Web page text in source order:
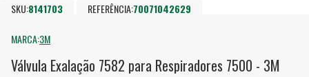
SKU:8141703 REFERÊNCIA:70071042629
MARCA:3M
Válvula Exalação 7582 para Respiradores 7500 - 3M